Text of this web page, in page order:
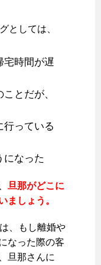
としては、
宅時間が遅
とだが、
行っている
になった
旦那がどこに
ましょう。
、もし離婚や
なった際の客
旦那さんに